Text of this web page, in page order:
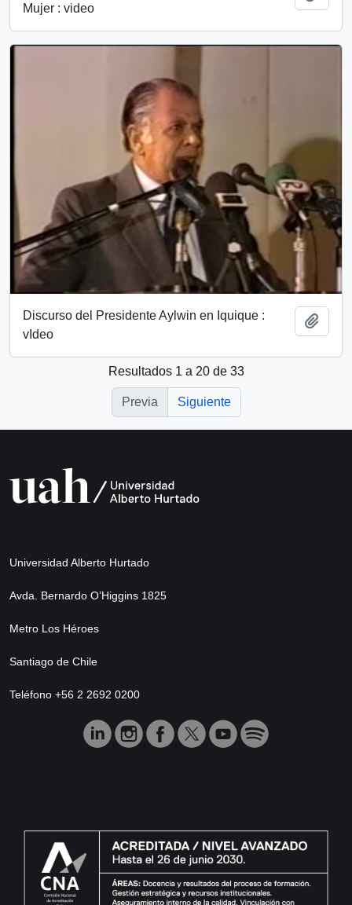
Mujer : video
Discurso del Presidente Aylwin en Iquique :
vIdeo
Resultados 1 a 20 de 33
Previa Siguiente
Universidad Alberto Hurtado
Avda. Bernardo O’Higgins 1825
Metro Los Héroes
Santiago de Chile
Teléfono +56 2 2692 0200